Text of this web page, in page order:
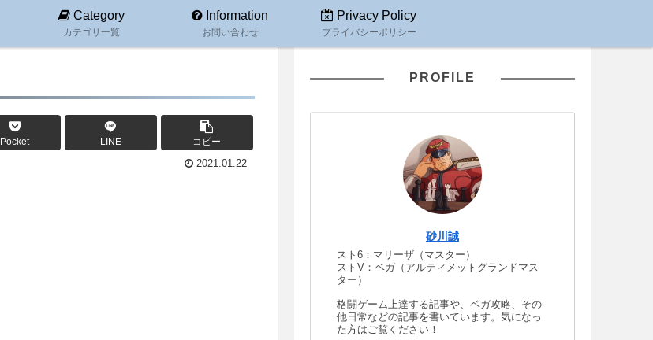
Category
カテゴリ一覧
Information
お問い合わせ
Privacy Policy
プライバシーポリシー
Pocket LINE コピー
2021.01.22
PROFILE
砂川誠
スト6：マリーザ（マスター）
ストV：ベガ（アルティメットグランドマス
ター）
格闘ゲーム上達する記事や、ベガ攻略、その
他日常などの記事を書いています。気になっ
た方はご覧ください！